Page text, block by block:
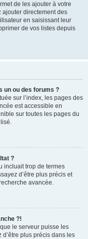
de les ajouter à votre
ajouter directement des
en saisissant leur
de vos listes depuis
un ou des forums ?
sur l’index, les pages des
est accessible en
sur toutes les pages du
?
incluait trop de termes
d’être plus précis et
avancée.
?!
le serveur puisse les
plus précis dans les